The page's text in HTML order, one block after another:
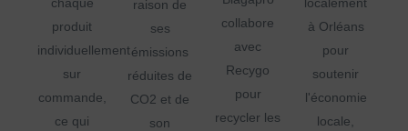
chaque
produit
individuellement
sur
commande,
ce qui
raison de
ses
émissions
réduites de
CO2 et de
son
collabore
avec
Recygo
pour
recycler les
localement
à Orléans
pour
soutenir
l'économie
locale,